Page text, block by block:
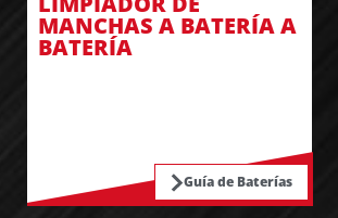
MANCHAS A BATERÍA A
BATERÍA
Guía de Baterías